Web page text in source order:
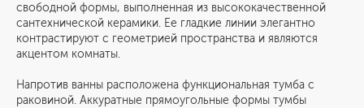
свободной формы, выполненная из высококачественной
сантехнической керамики. Ее гладкие линии элегантно
контрастируют с геометрией пространства и являются
акцентом комнаты.
Напротив ванны расположена функциональная тумба с
раковиной. Аккуратные прямоугольные формы тумбы